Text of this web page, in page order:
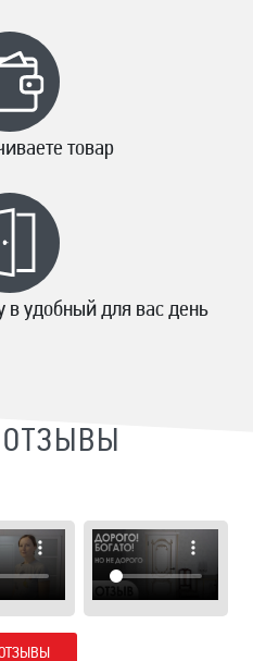
товар
в удобный для вас день